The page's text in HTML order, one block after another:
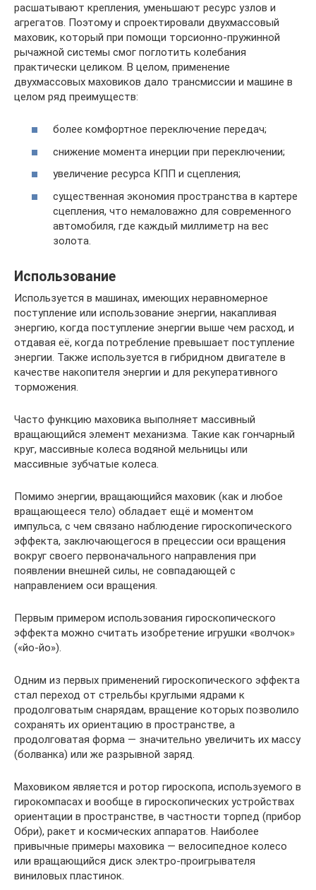
расшатывают крепления, уменьшают ресурс узлов и
агрегатов. Поэтому и спроектировали двухмассовый
маховик, который при помощи торсионно-пружинной
рычажной системы смог поглотить колебания
практически целиком. В целом, применение
двухмассовых маховиков дало трансмиссии и машине в
целом ряд преимуществ:
более комфортное переключение передач;
снижение момента инерции при переключении;
увеличение ресурса КПП и сцепления;
существенная экономия пространства в картере
сцепления, что немаловажно для современного
автомобиля, где каждый миллиметр на вес
золота.
Использование
Используется в машинах, имеющих неравномерное
поступление или использование энергии, накапливая
энергию, когда поступление энергии выше чем расход, и
отдавая её, когда потребление превышает поступление
энергии. Также используется в гибридном двигателе в
качестве накопителя энергии и для рекуперативного
торможения.
Часто функцию маховика выполняет массивный
вращающийся элемент механизма. Такие как гончарный
круг, массивные колеса водяной мельницы или
массивные зубчатые колеса.
Помимо энергии, вращающийся маховик (как и любое
вращающееся тело) обладает ещё и моментом
импульса, с чем связано наблюдение гироскопического
эффекта, заключающегося в прецессии оси вращения
вокруг своего первоначального направления при
появлении внешней силы, не совпадающей с
направлением оси вращения.
Первым примером использования гироскопического
эффекта можно считать изобретение игрушки «волчок»
(«йо-йо»).
Одним из первых применений гироскопического эффекта
стал переход от стрельбы круглыми ядрами к
продолговатым снарядам, вращение которых позволило
сохранять их ориентацию в пространстве, а
продолговатая форма — значительно увеличить их массу
(болванка) или же разрывной заряд.
Маховиком является и ротор гироскопа, используемого в
гирокомпасах и вообще в гироскопических устройствах
ориентации в пространстве, в частности торпед (прибор
Обри), ракет и космических аппаратов. Наиболее
привычные примеры маховика — велосипедное колесо
или вращающийся диск электро-проигрывателя
виниловых пластинок.